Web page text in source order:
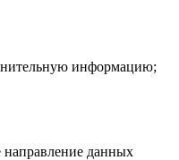
информацию;
данных